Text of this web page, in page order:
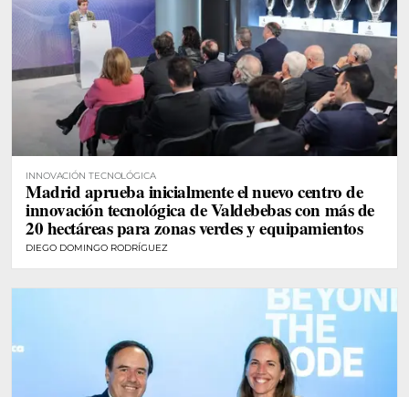
INNOVACIÓN TECNOLÓGICA
Madrid aprueba inicialmente el nuevo centro de
innovación tecnológica de Valdebebas con más de
20 hectáreas para zonas verdes y equipamientos
DIEGO DOMINGO RODRÍGUEZ